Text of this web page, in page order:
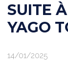
SUITE
YAGO
14/01/2025